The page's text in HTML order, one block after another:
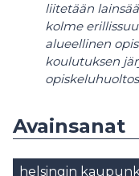
liitetään
kolme
alueellinen
koulutuksen
Avainsanat
helsingin